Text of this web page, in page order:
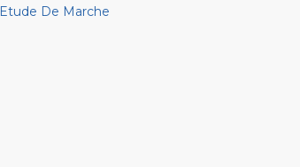
Etude De Marche